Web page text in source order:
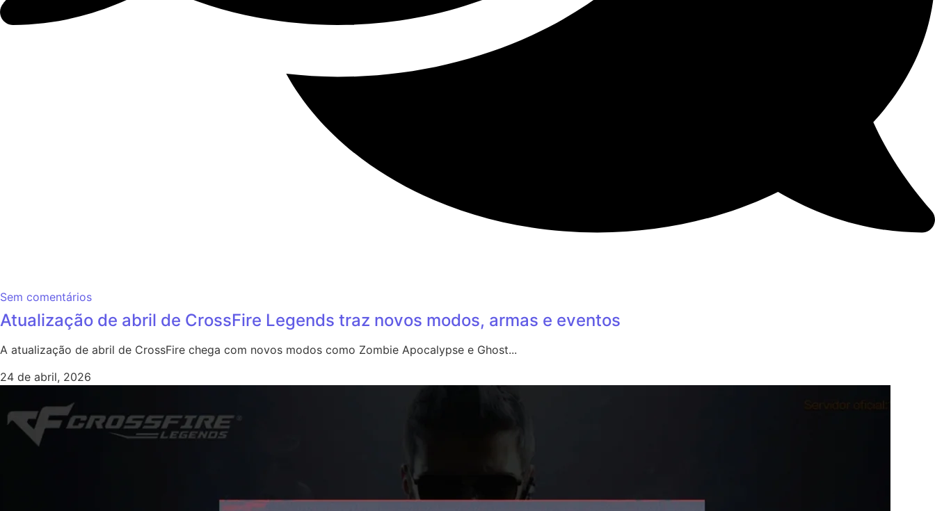
Sem comentários
Atualização de abril de CrossFire Legends traz novos modos, armas e eventos
A atualização de abril de CrossFire chega com novos modos como Zombie Apocalypse e Ghost...
24 de abril, 2026